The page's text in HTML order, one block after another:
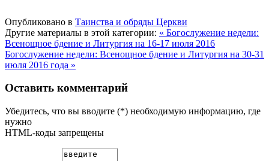
Опубликовано в Таинства и обряды Церкви
Другие материалы в этой категории: « Богослужение недели:
Всенощное бдение и Литургия на 16-17 июля 2016
Богослужение недели: Всенощное бдение и Литургия на 30-31
июля 2016 года »
Оставить комментарий
Убедитесь, что вы вводите (*) необходимую информацию, где
нужно
HTML-коды запрещены